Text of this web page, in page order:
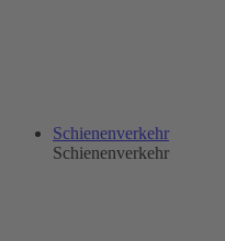
Schienenverkehr
Schienenverkehr